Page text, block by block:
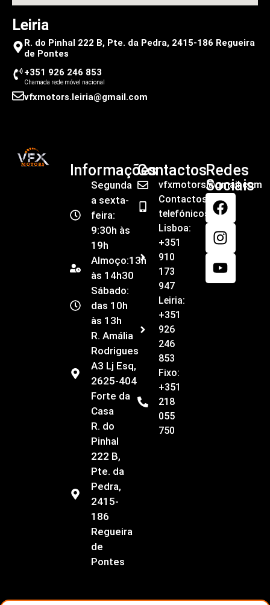
Leiria
R. do Pinhal 222 B, Pte. da Pedra, 2415-186 Regueira
de Pontes
+351 926 246 853
Chamada rede móvel nacional
vfxmotors.leiria@gmail.com
Informações
Segunda
a sexta-
feira:
9:30h às
19h
Almoço:13h
às 14h30
Sábado:
das 10h
às 13h
R. Amália
Rodrigues
A3 Lj Esq,
2625-404
Forte da
Casa
R. do
Pinhal
222 B,
Pte. da
Pedra,
2415-
186
Regueira
de
Pontes
Contactos
vfxmotors@gmail.com
Contactos
telefónicos
Lisboa:
+351
910
173
947
Leiria:
+351
926
246
853
Fixo:
+351
218
055
750
Redes
Sociais